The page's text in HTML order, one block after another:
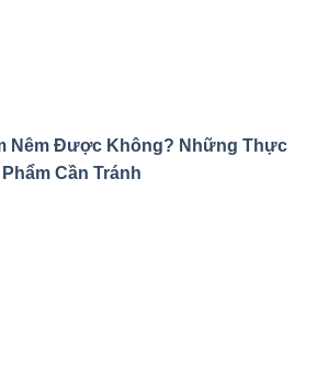
Nêm Được Không? Những Thực
Phẩm Cần Tránh